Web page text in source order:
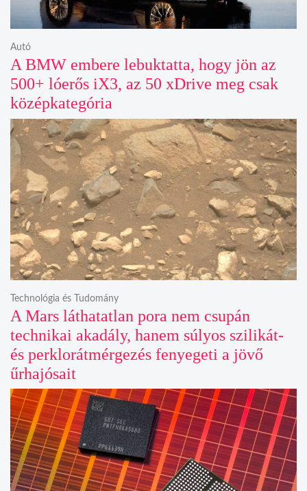
A BMW embere lebuktatta, hogy jön az
500+ lóerős iX3, az 50 xDrive meg csak
középkategória
Autó
A Mars láthatatlan pora nem csupán
technikai akadály, hanem súlyos szilikát-
és perklorátmérgezés fenyegeti a jövő
űrhajósait
Technológia és Tudomány